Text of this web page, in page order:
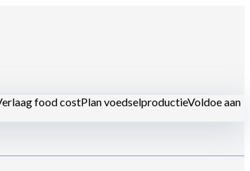
food costPlan voedselproductieVoldoe aan